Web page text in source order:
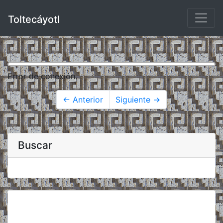
Toltecáyotl
Error de conexión.
← Anterior Siguiente →
Buscar